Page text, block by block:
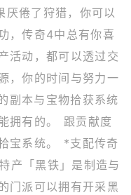
倦了狩猎，你可以
，传奇4中总有你喜
活动，都可以透过交
，你的时间与努力一
副本与宝物拾获系统
拥有的。 跟贡献度
宝系统。 *支配传奇
产「黑铁」是制造与
门派可以拥有开采黑